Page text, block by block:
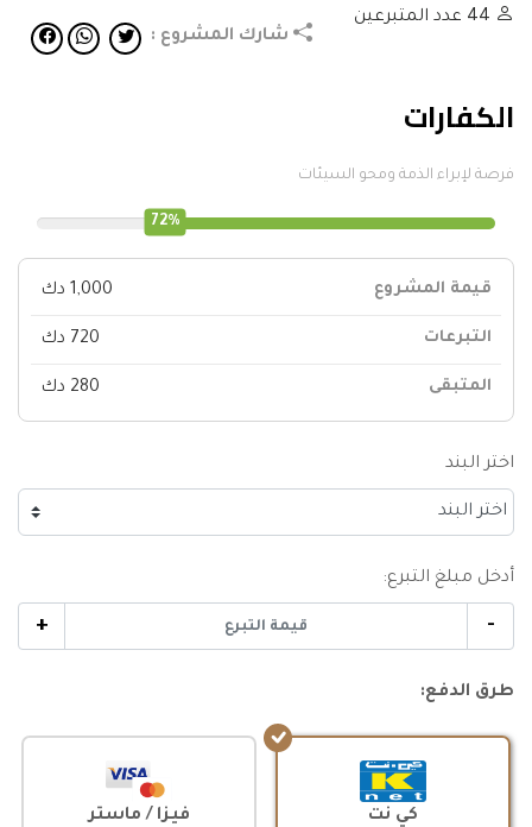
44 عدد المتبرعين
شارك المشروع :
الكفارات
فرصة لإبراء الذمة ومحو السيئات
72%
قيمة المشروع 1,000 دك
التبرعات 720 دك
المتبقى 280 دك
اختر البند
أدخل مبلغ التبرع:
-
+
طرق الدفع:
كي نت فيزا / ماستر